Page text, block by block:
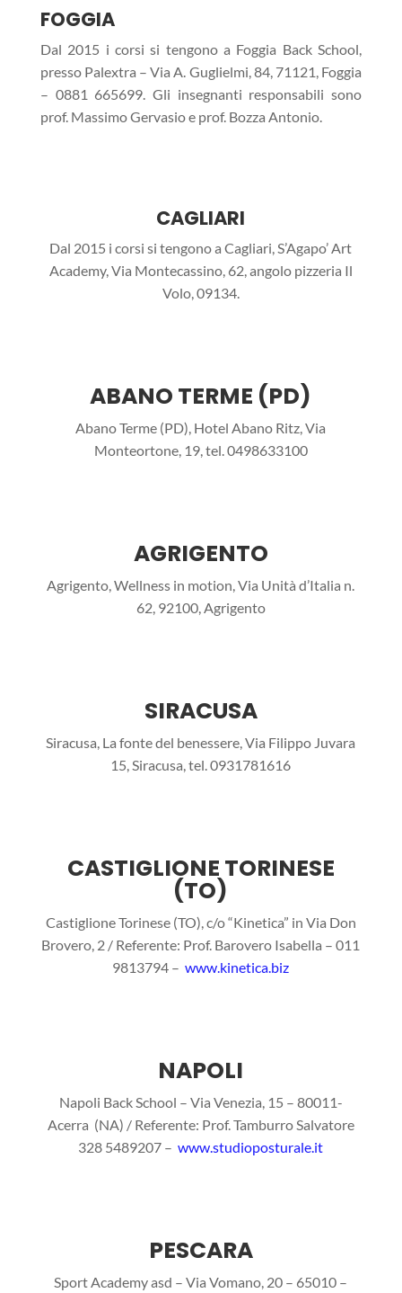
FOGGIA
Dal 2015 i corsi si tengono a Foggia Back School,
presso Palextra – Via A. Guglielmi, 84, 71121, Foggia
– 0881 665699. Gli insegnanti responsabili sono
prof. Massimo Gervasio e prof. Bozza Antonio.
CAGLIARI
Dal 2015 i corsi si tengono a Cagliari,S’Agapo’ Art
Academy, Via Montecassino, 62, angolo pizzeria Il
Volo, 09134.
ABANO TERME (PD)
Abano Terme (PD), Hotel Abano Ritz, Via
Monteortone, 19, tel. 0498633100
AGRIGENTO
Agrigento, Wellness in motion, Via Unità d’Italia n.
62, 92100, Agrigento
SIRACUSA
Siracusa, La fonte del benessere, Via Filippo Juvara
15, Siracusa, tel. 0931781616
CASTIGLIONE TORINESE
(TO)
Castiglione Torinese (TO), c/o “Kinetica” in Via Don
Brovero, 2 / Referente: Prof. Barovero Isabella – 011
9813794 –www.kinetica.biz
NAPOLI
Napoli Back School – Via Venezia, 15 – 80011-
Acerra (NA) / Referente: Prof. Tamburro Salvatore
328 5489207 –www.studioposturale.it
PESCARA
Sport Academy asd – Via Vomano, 20 – 65010 –